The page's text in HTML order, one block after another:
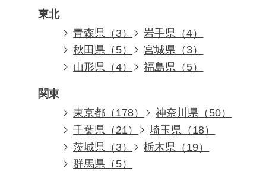
東北
青森県（3）
岩手県（4）
秋田県（5）
宮城県（3）
山形県（4）
福島県（5）
関東
東京都（178）
神奈川県（50）
千葉県（21）
埼玉県（18）
茨城県（3）
栃木県（19）
群馬県（5）